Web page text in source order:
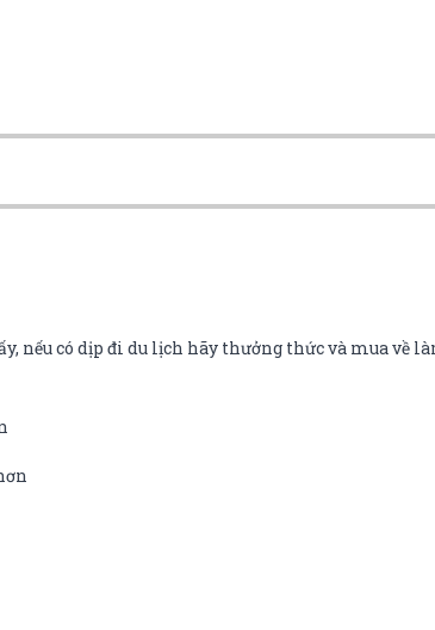
nếu có dịp đi du lịch hãy thưởng thức và mua